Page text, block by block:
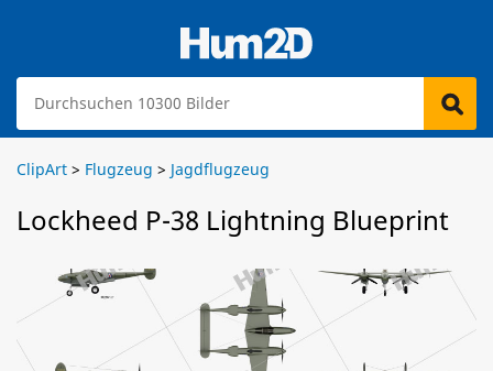
ClipArt > Flugzeug > Jagdflugzeug
Lockheed P-38 Lightning Blueprint